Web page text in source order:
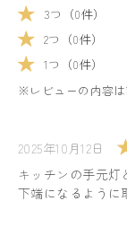
3つ（0件）
2つ（0件）
1つ（0件）
※レビューの内容は
2025年10月12日
キッチンの手元灯
下端になるように